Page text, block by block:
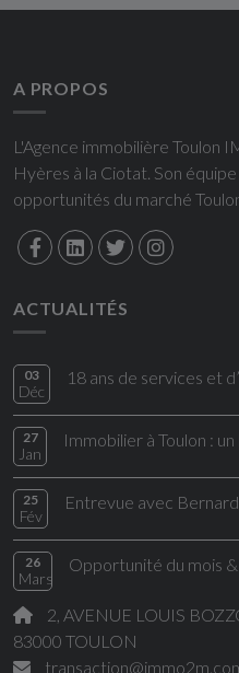
A PROPOS
L'Agence immobilière Toulon
Hyères à la Ciotat. Son
opportunités du marché
ACTUALITÉS
03
Déc
27
Jan
25
Fév
26
Mars
2, AVENUE LOUIS
83000 TOULON